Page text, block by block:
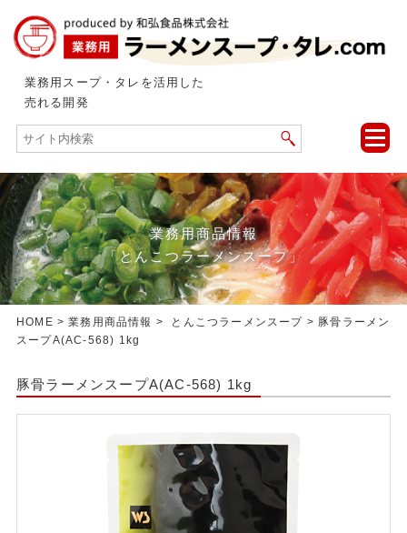
業務用スープ・タレを活用した
売れる開発
toggle
業務用商品情報
「とんこつラーメンスープ」
HOME >業務用商品情報 > とんこつラーメンスープ > 豚骨ラーメン
スープA(AC-568) 1kg
豚骨ラーメンスープA(AC-568) 1kg